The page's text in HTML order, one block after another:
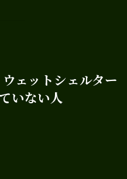
ェットシェルター
いない人